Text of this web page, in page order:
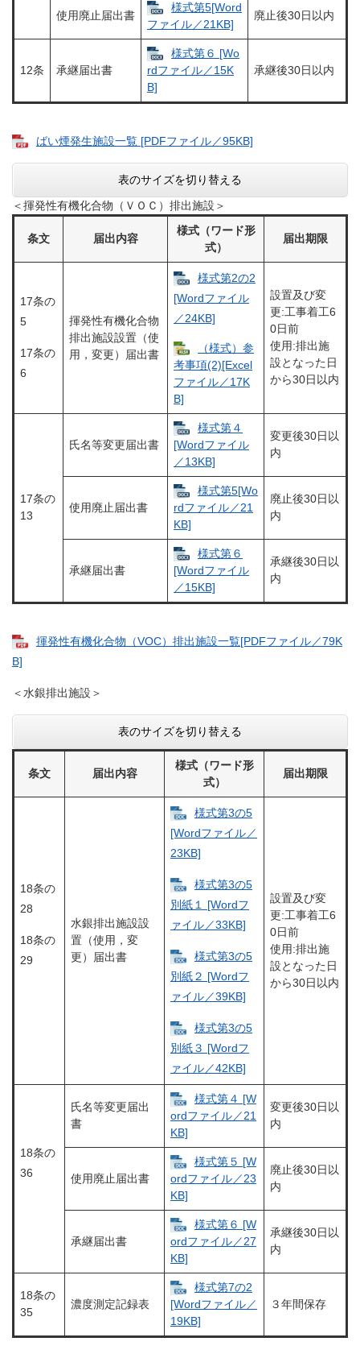
使用廃止届出書
様式第5[Word
ファイル／21KB]
廃止後30日以内
12条 承継届出書
様式第６ [Wo
rdファイル／15K
B]
承継後30日以内
ばい煙発生施設一覧 [PDFファイル／95KB]
表のサイズを切り替える
＜揮発性有機化合物（ＶＯＣ）排出施設＞
条文 届出内容
様式（ワード形
式）
届出期限
17条の
5
17条の
6
揮発性有機化合物
排出施設設置（使
用，変更）届出書
様式第2の2
[Wordファイル
／24KB]
（様式）参
考事項(2)[Excel
ファイル／17K
B]
設置及び変
更:工事着工6
0日前
使用:排出施
設となった日
から30日以内
17条の
13
氏名等変更届出書
様式第４
[Wordファイル
／13KB]
変更後30日以
内
使用廃止届出書
様式第5[Wo
rdファイル／21
KB]
廃止後30日以
内
承継届出書
様式第６
[Wordファイル
／15KB]
承継後30日以
内
揮発性有機化合物（VOC）排出施設一覧[PDFファイル／79K
B]
＜水銀排出施設＞
表のサイズを切り替える
条文 届出内容
様式（ワード形
式）
届出期限
18条の
28
18条の
29
水銀排出施設設
置（使用，変
更）届出書
様式第3の5
[Wordファイル／
23KB]
様式第3の5
別紙１ [Wordフ
ァイル／33KB]
様式第3の5
別紙２ [Wordフ
ァイル／39KB]
様式第3の5
別紙３ [Wordフ
ァイル／42KB]
設置及び変
更:工事着工6
0日前
使用:排出施
設となった日
から30日以内
18条の
36
氏名等変更届出
書
様式第４ [W
ordファイル／21
KB]
変更後30日以
内
使用廃止届出書
様式第５ [W
ordファイル／23
KB]
廃止後30日以
内
承継届出書
様式第６ [W
ordファイル／27
KB]
承継後30日以
内
18条の
35
濃度測定記録表
様式第7の2
[Wordファイル／
19KB]
３年間保存